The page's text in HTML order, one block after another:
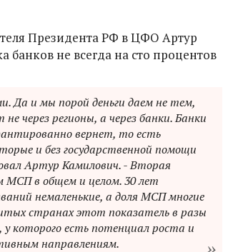
Президента РФ в ЦФО Артур
банков не всегда на сто процентов
Да и мы порой деньги даем не тем,
через регионы, а через банки. Банки
вернет, то есть
и без государственной помощи
Артур Камилович. - Вторая
в общем и целом. 30 лет
немаленькие, а доля МСП многие
странах этот показатель в разы
которого есть потенциал роста и
направлениям.